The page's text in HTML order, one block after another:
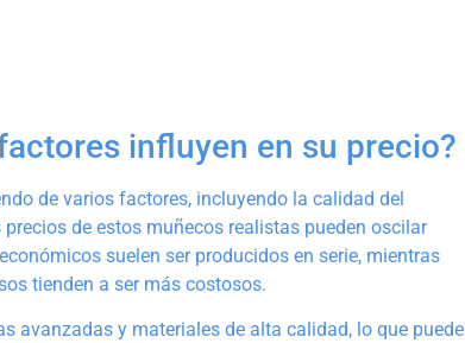
influyen en su precio?
de varios factores, incluyendo la calidad del
de estos muñecos realistas pueden oscilar
suelen ser producidos en serie, mientras
tienden a ser más costosos.
avanzadas y materiales de alta calidad, lo que puede